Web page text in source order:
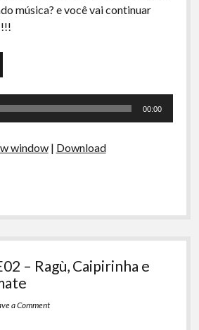
música? e você vai continuar
00:00
window| Download
– Ragù, Caipirinha e
a Comment